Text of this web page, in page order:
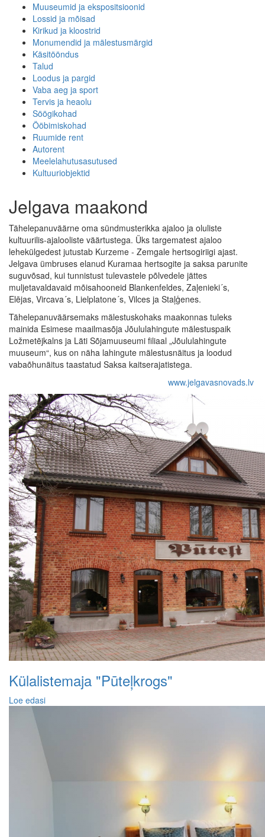
Muuseumid ja ekspositsioonid
Lossid ja mõisad
Kirikud ja kloostrid
Monumendid ja mälestusmärgid
Käsitööndus
Talud
Loodus ja pargid
Vaba aeg ja sport
Tervis ja heaolu
Söögikohad
Ööbimiskohad
Ruumide rent
Autorent
Meelelahutusasutused
Kultuuriobjektid
Jelgava maakond
Tähelepanuväärne oma sündmusterikka ajaloo ja oluliste
kultuurilis-ajalooliste väärtustega. Üks targematest ajaloo
lehekülgedest jutustab Kurzeme - Zemgale hertsogiriigi ajast.
Jelgava ümbruses elanud Kuramaa hertsogite ja saksa parunite
suguvõsad, kui tunnistust tulevastele põlvedele jättes
muljetavaldavaid mõisahooneid Blankenfeldes, Zaļenieki´s,
Elējas, Vircava´s, Lielplatone´s, Vilces ja Staļģenes.
Tähelepanuväärsemaks mälestuskohaks maakonnas tuleks
mainida Esimese maailmasõja Jõululahingute mälestuspaik
Ložmetējkalns ja Läti Sõjamuuseumi filiaal „Jõululahingute
muuseum“, kus on näha lahingute mälestusnäitus ja loodud
vabaõhunäitus taastatud Saksa kaitserajatistega.
www.jelgavasnovads.lv
Külalistemaja "Pūteļkrogs"
Loe edasi